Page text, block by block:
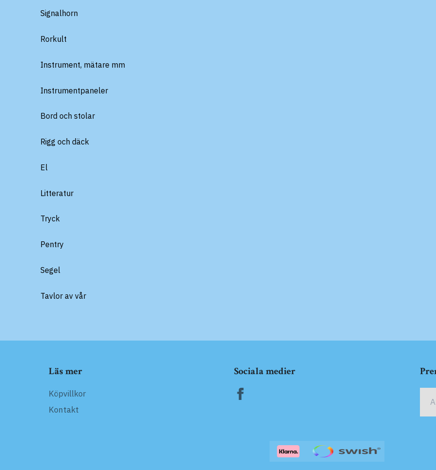
Signalhorn
Rorkult
Instrument, mätare mm
Instrumentpaneler
Bord och stolar
Rigg och däck
El
Litteratur
Tryck
Pentry
Segel
Tavlor av vår
Läs mer
Köpvillkor
Kontakt
Sociala medier